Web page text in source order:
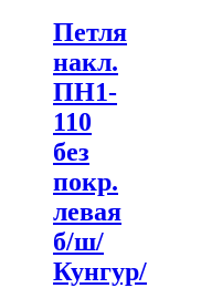
Петля
накл.
ПН1-
110
без
покр.
левая
б/ш/
Кунгур/